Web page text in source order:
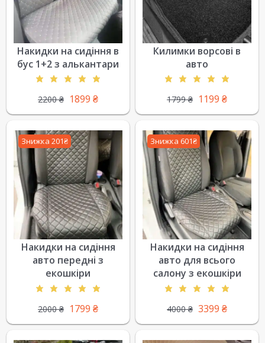
Накидки на сидіння в
бус 1+2 з алькантари
2200₴ 1899 ₴
Килимки ворсові в
авто
1799₴ 1199 ₴
Знижка 201₴
Накидки на сидіння
авто передні з
екошкіри
2000₴ 1799 ₴
Знижка 601₴
Накидки на сидіння
авто для всього
салону з екошкіри
4000₴ 3399 ₴